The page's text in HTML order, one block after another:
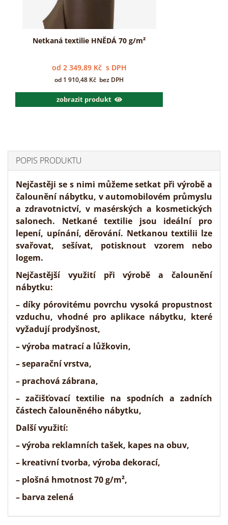
Netkaná textilie HNĚDÁ 70 g/m²
od 2 349,89 Kč s DPH
od 1 910,48 Kč bez DPH
zobrazit produkt
POPIS PRODUKTU
Nejčastěji se s nimi můžeme setkat při výrobě a
čalounění nábytku, v automobilovém průmyslu
a zdravotnictví, v masérských a kosmetických
salonech. Netkané textilie jsou ideální pro
lepení, upínání, děrování. Netkanou textilii lze
svařovat, sešívat, potisknout vzorem nebo
logem.
Nejčastější využití přivýrobě a čalounění
nábytku:
– díky pórovitému povrchu vysoká propustnost
vzduchu, vhodné pro aplikace nábytku, které
vyžadují prodyšnost,
– výroba matrací a lůžkovin,
– separační vrstva,
– prachová zábrana,
– začišťovací textilie na spodních a zadních
částech čalouněného nábytku,
Další využití:
– výroba reklamních tašek, kapes na obuv,
– kreativní tvorba, výroba dekorací,
– plošná hmotnost 70 g/m²,
– barva zelená